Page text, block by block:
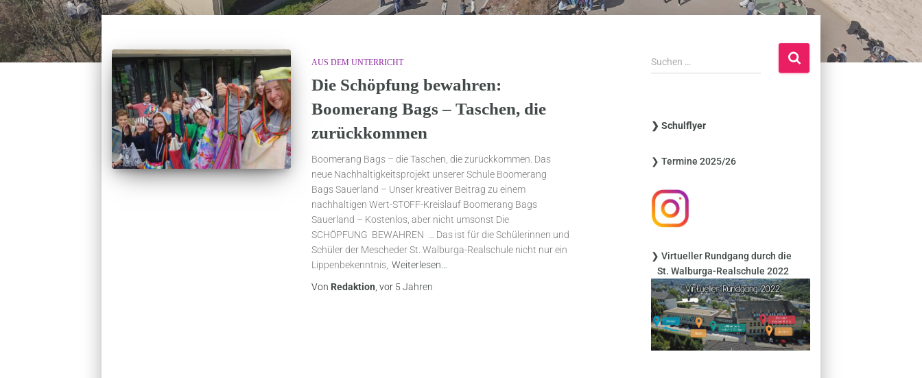
AUS DEM UNTERRICHT
Die Schöpfung bewahren:
Boomerang Bags – Taschen, die
zurückkommen
Boomerang Bags – die Taschen, die zurückkommen. Das
neue Nachhaltigkeitsprojekt unserer Schule Boomerang
Bags Sauerland – Unser kreativer Beitrag zu einem
nachhaltigen Wert-STOFF-Kreislauf Boomerang Bags
Sauerland – Kostenlos, aber nicht umsonst Die
SCHÖPFUNG BEWAHREN … Das ist für die Schülerinnen und
Schüler der Mescheder St. Walburga-Realschule nicht nur ein
Lippenbekenntnis, Weiterlesen…
Von Redaktion, vor 5 Jahren
S
u
n
a
h
:
Suchen …
❯ Schulflyer
❯ Termine 2025/26
❯ Virtueller Rundgang durch die
St. Walburga-Realschule 2022